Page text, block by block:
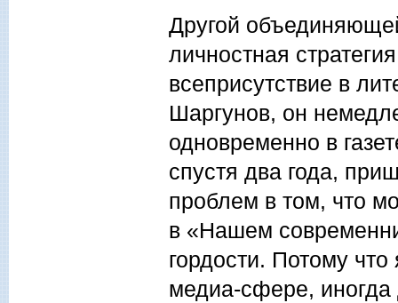
Другой
личностная
всеприсутствие в
Шаргунов, он
одновременно в
спустя два года,
проблем в том, что
в «Нашем
гордости. Потому
медиа-сфере,